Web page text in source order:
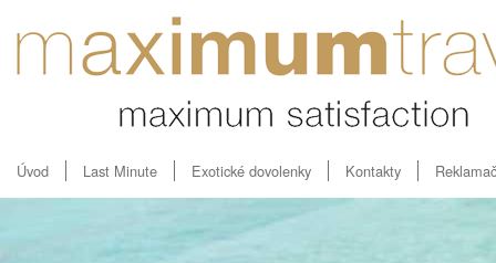
Úvod Last Minute Exotické dovolenky Kontakty